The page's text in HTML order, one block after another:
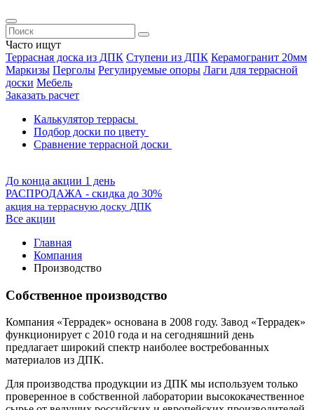
Часто ищут
Террасная доска из ДПК Ступени из ДПК Керамогранит 20мм
Маркизы Перголы Регулируемые опоры Лаги для террасной
доски Мебель
Заказать расчет
Калькулятор террасы
Подбор доски по цвету
Сравнение террасной доски
До конца акции 1 день
РАСПРОДАЖА - скидка до 30%
акция на террасную доску ДПК
Все акции
Главная
Компания
Производство
Собственное производство
Компания «Террадек» основана в 2008 году. Завод «Террадек»
функционирует с 2010 года и на сегодняшний день
предлагает широкий спектр наиболее востребованных
материалов из ДПК.
Для производства продукции из ДПК мы используем только
проверенное в собственной лаборатории высококачественное